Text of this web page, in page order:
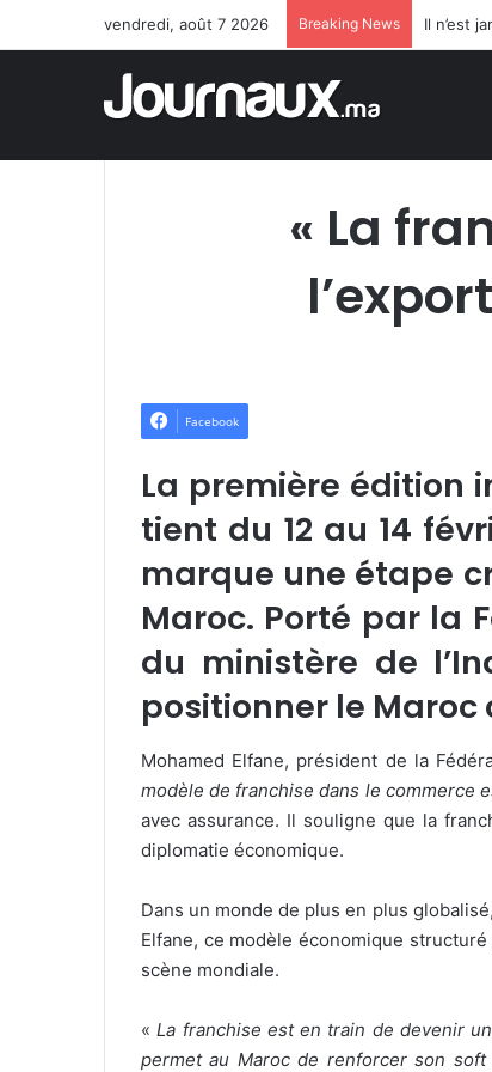
vendredi, août 7 2026 Breaking News Il n’est
« La
Facebook
La première édition
tient du 12 au 14
marque une étape
Maroc. Porté par la
du ministère de
positionner le
Mohamed Elfane, président de la
modèle de franchise dans le commerce
avec assurance. Il souligne que la
diplomatie économique.
Dans un monde de plus en plus
Elfane, ce modèle économique
scène mondiale.
«La franchise est en train de devenir
permet au Maroc de renforcer son soft